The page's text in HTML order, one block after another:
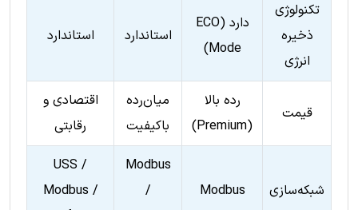
تکنولوژی
ذخیره
انرژی
دارد (ECO
Mode)
استاندارد استاندارد
قیمت
رده بالا
(Premium)
میان‌رده
باکیفیت
اقتصادی و
رقابتی
شبکه‌سازی Modbus
Modbus
/
USS /
Modbus /